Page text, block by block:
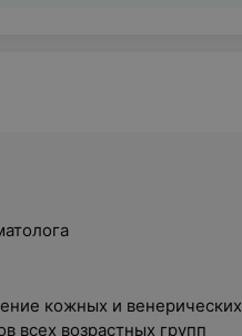
кожных и венерических
всех возрастных групп